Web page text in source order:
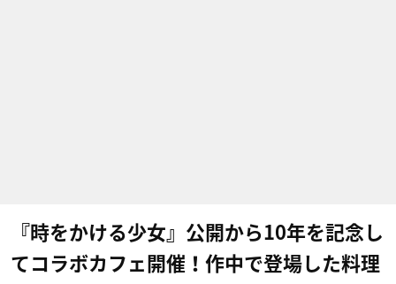
『時をかける少女』公開から10年を記念し
てコラボカフェ開催！作中で登場した料理